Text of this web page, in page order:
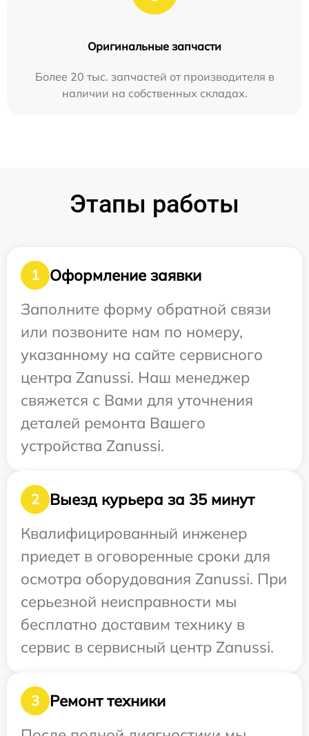
Оригинальные запчасти
Более 20 тыс. запчастей от производителя в
наличии на собственных складах.
Этапы работы
1
Оформление заявки
Заполните форму обратной связи
или позвоните нам по номеру,
указанному на сайте сервисного
центра Zanussi. Наш менеджер
свяжется с Вами для уточнения
деталей ремонта Вашего
устройства Zanussi.
2
Выезд курьера за 35 минут
Квалифицированный инженер
приедет в оговоренные сроки для
осмотра оборудования Zanussi. При
серьезной неисправности мы
бесплатно доставим технику в
сервис в сервисный центр Zanussi.
3
Ремонт техники